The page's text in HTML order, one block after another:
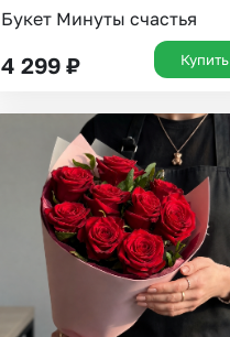
Букет Минуты счастья
4 299 ₽ Купить